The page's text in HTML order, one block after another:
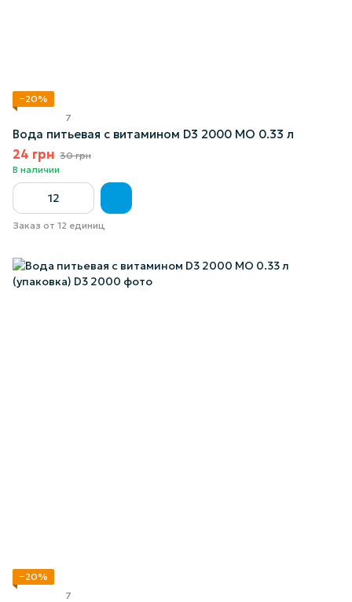
−20%
7
Вода питьевая с витамином D3 2000 МО 0.33 л
24 грн 30 грн
В наличии
Заказ от 12 единиц
−20%
7